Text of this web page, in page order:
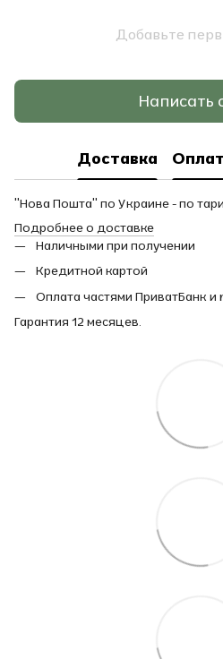
Добавьте
Написать
Доставка
"Нова Пошта" по Украине - по
Подробнее о доставке
Наличными при получении
Кредитной картой
Оплата частями ПриватБанк и
Гарантия 12 месяцев.